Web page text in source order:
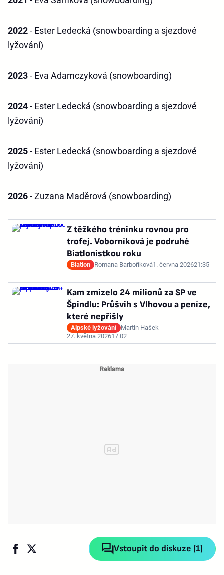
2022- Ester Ledecká (snowboarding a sjezdové
lyžování)
2023- Eva Adamczyková (snowboarding)
2024- Ester Ledecká (snowboarding a sjezdové
lyžování)
2025- Ester Ledecká (snowboarding a sjezdové
lyžování)
2026- Zuzana Maděrová (snowboarding)
Z těžkého tréninku rovnou pro
trofej. Voborníková je podruhé
Biatlonistkou roku
Biatlon Romana Barboříková1. června 202621:35
Kam zmizelo 24 milionů za SP ve
Špindlu: Průšvih s Vlhovou a peníze,
které nepřišly
Alpské lyžování Martin Hašek
27. května 202617:02
Vstoupit do diskuze (1)